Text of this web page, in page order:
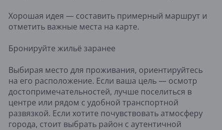
Хорошая идея — составить примерный маршрут и
отметить важные места на карте.
Бронируйте жильё заранее
Выбирая место для проживания, ориентируйтесь
на его расположение. Если ваша цель — осмотр
достопримечательностей, лучше поселиться в
центре или рядом с удобной транспортной
развязкой. Если хотите почувствовать атмосферу
города, стоит выбрать район с аутентичной